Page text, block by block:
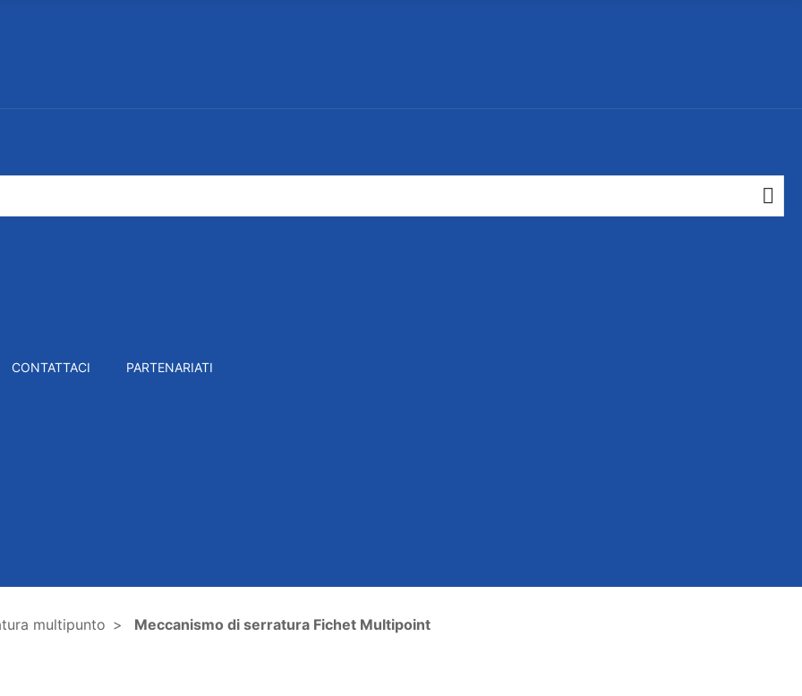
CONTATTACI PARTENARIATI
multipunto Meccanismo di serratura Fichet Multipoint